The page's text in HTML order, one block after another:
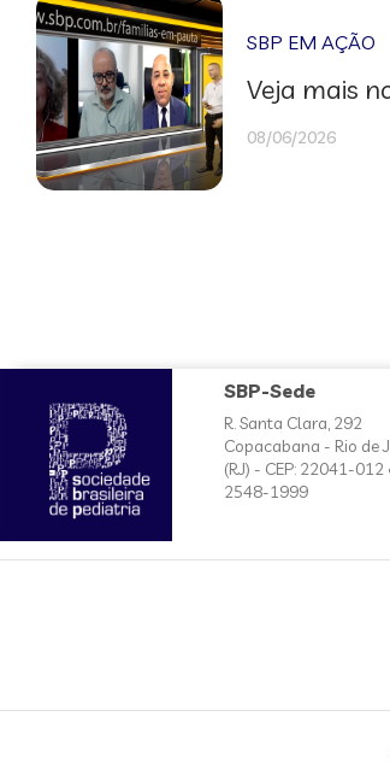
SBP EM AÇÃO
Veja mais
08/06/2026
SBP-Sede
R. Santa Clara, 292
Copacabana - Rio de
(RJ) - CEP: 22041-012
2548-1999